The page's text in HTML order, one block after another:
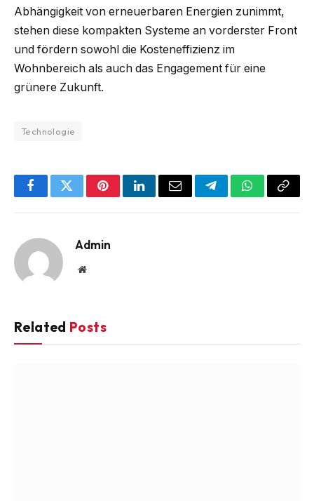
Abhängigkeit von erneuerbaren Energien zunimmt,
stehen diese kompakten Systeme an vorderster Front
und fördern sowohl die Kosteneffizienz im
Wohnbereich als auch das Engagement für eine
grünere Zukunft.
Technologie
FacebookTwitterPinterestLinkedInEmail TelegramWhatsApp
Copy
Admin
Website
Related Posts